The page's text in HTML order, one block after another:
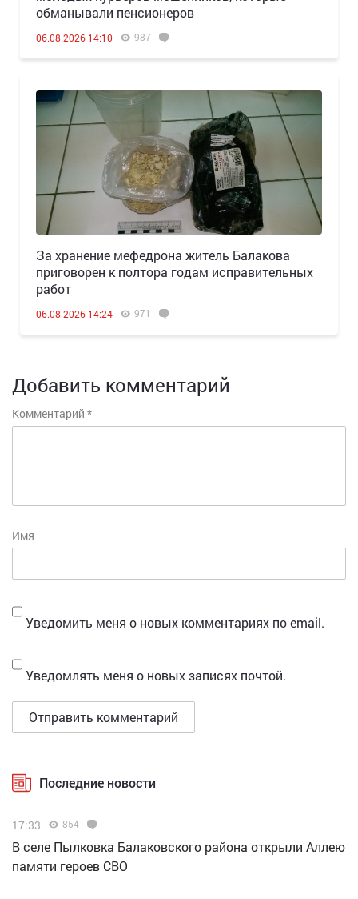
обманывали пенсионеров
06.08.2026 14:10 987
За хранение мефедрона житель Балакова
приговорен к полтора годам исправительных
работ
06.08.2026 14:24 971
Добавить комментарий
Комментарий *
Имя
Уведомить меня о новых комментариях по email.
Уведомлять меня о новых записях почтой.
Последние новости
17:33 854
В селе Пылковка Балаковского района открыли Аллею
памяти героев СВО